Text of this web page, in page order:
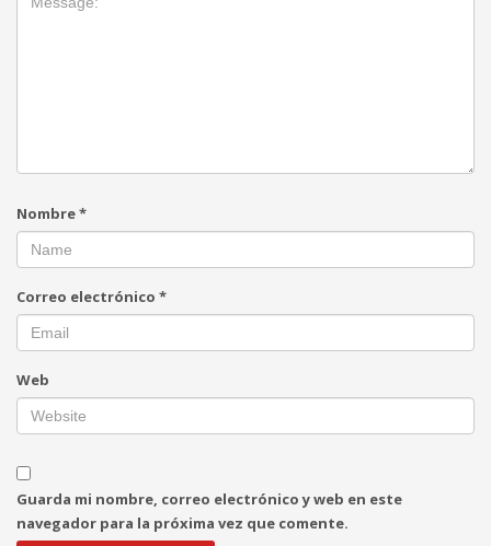
Transparencia
2 Review your order.
3 Payment &FREEshipment
If you still have problems, please let us know, by sending an
email to support@website.com . Thank you!
SHOWROOM HOURS
Mon-Fri 9:00AM - 6:00AM
CATEGORIES
Nombre*
Correo electrónico *
Web
Guarda mi nombre, correo electrónico y web en este
navegador para la próxima vez que comente.